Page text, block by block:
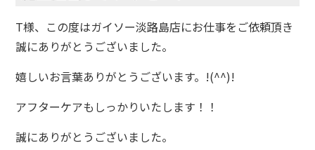
T様、この度はガイソー淡路島店にお仕事をご依頼頂き
誠にありがとうございました。
嬉しいお言葉ありがとうございます。!(^^)!
アフターケアもしっかりいたします！！
誠にありがとうございました。